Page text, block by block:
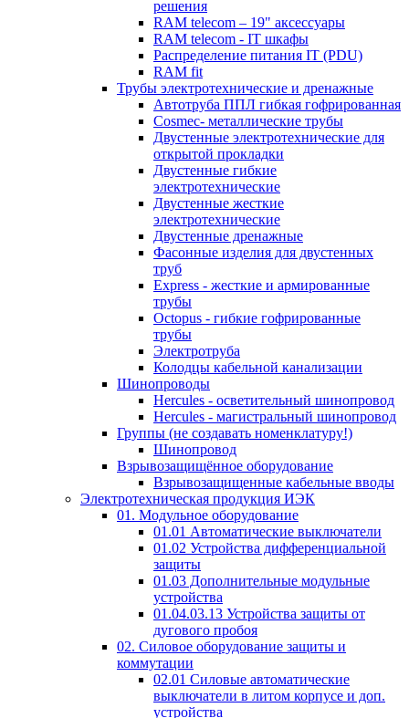
решения
RAM telecom – 19" аксессуары
RAM telecom - IT шкафы
Распределение питания IT (PDU)
RAM fit
Трубы электротехнические и дренажные
Автотруба ППЛ гибкая гофрированная
Cosmec- металлические трубы
Двустенные электротехнические для
открытой прокладки
Двустенные гибкие
электротехнические
Двустенные жесткие
электротехнические
Двустенные дренажные
Фасонные изделия для двустенных
труб
Express - жесткие и армированные
трубы
Octopus - гибкие гофрированные
трубы
Электротруба
Колодцы кабельной канализации
Шинопроводы
Hercules - осветительный шинопровод
Hercules - магистральный шинопровод
Группы (не создавать номенклатуру!)
Шинопровод
Взрывозащищённое оборудование
Взрывозащищенные кабельные вводы
Электротехническая продукция ИЭК
01. Модульное оборудование
01.01 Автоматические выключатели
01.02 Устройства дифференциальной
защиты
01.03 Дополнительные модульные
устройства
01.04.03.13 Устройства защиты от
дугового пробоя
02. Силовое оборудование защиты и
коммутации
02.01 Силовые автоматические
выключатели в литом корпусе и доп.
устройства